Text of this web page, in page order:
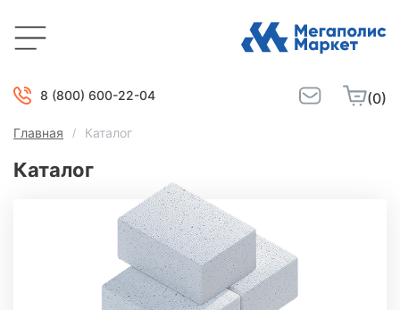
8 (800) 600-22-04 (0)
Главная Каталог
Каталог